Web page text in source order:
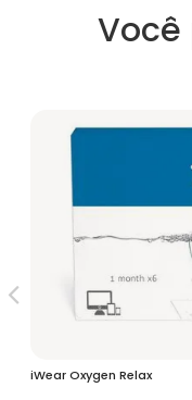
iWear Oxygen Relax